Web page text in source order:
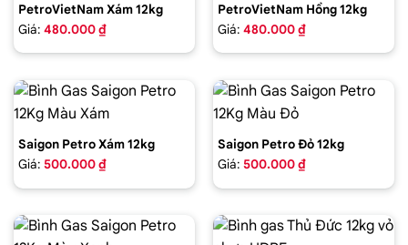
PetroVietNam Xám 12kg
Giá: 480.000 ₫
PetroVietNam Hồng 12kg
Giá: 480.000 ₫
Saigon Petro Xám 12kg
Giá: 500.000 ₫
Saigon Petro Đỏ 12kg
Giá: 500.000 ₫